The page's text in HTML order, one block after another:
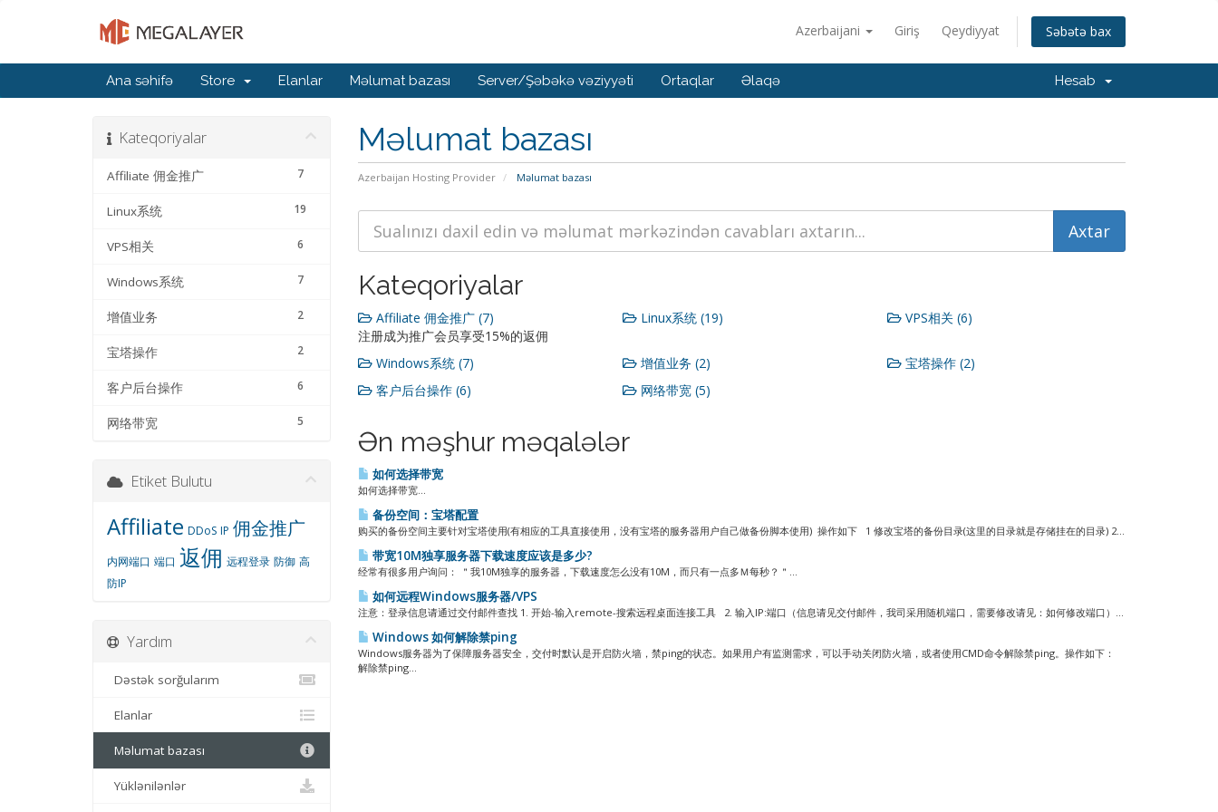
Azerbaijani Giriş Qeydiyyat Səbətə bax
Ana səhifə Store Elanlar Məlumat bazası Server/Şəbəkə vəziyyəti Ortaqlar Əlaqə Hesab
Məlumat bazası
Azerbaijan Hosting Provider Məlumat bazası
Kateqoriyalar
7
Affiliate 佣金推广
19
Linux系统
6
VPS相关
7
Windows系统
2
增值业务
2
宝塔操作
6
客户后台操作
5
网络带宽
Kateqoriyalar
Affiliate 佣金推广 (7)
注册成为推广会员享受15%的返佣
Linux系统 (19) VPS相关 (6)
Windows系统 (7) 增值业务 (2)
宝塔操作 (2)
客户后台操作 (6)
网络带宽 (5)
Ən məşhur məqalələr
如何选择带宽
如何选择带宽...
备份空间：宝塔配置
购买的备份空间主要针对宝塔使用(有相应的工具直接使用，没有宝塔的服务器用户自己做备份脚本使用) 操作如下 1 修改宝塔的备份目录(这里的目录就是存储挂在的目录) 2...
带宽10M独享服务器下载速度应该是多少?
经常有很多用户询问： ＂我10M独享的服务器，下载速度怎么没有10M，而只有一点多Ｍ每秒？＂...
如何远程Windows服务器/VPS
注意：登录信息请通过交付邮件查找 1. 开始-输入remote-搜索远程桌面连接工具 2. 输入IP:端口（信息请见交付邮件，我司采用随机端口，需要修改请见：如何修改端口）...
Windows 如何解除禁ping
Windows服务器为了保障服务器安全，交付时默认是开启防火墙，禁ping的状态。如果用户有监测需求，可以手动关闭防火墙，或者使用CMD命令解除禁ping。操作如下：
解除禁ping...
Etiket Bulutu
Affiliate DDoS IP 佣金推广
内网端口 端口 返佣 远程登录 防御 高
防IP
Yardım
Dəstək sorğularım
Elanlar
Məlumat bazası
Yüklənilənlər